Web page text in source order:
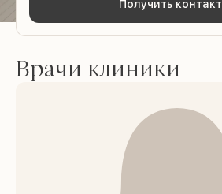
Получить контакт
Врачи клиники